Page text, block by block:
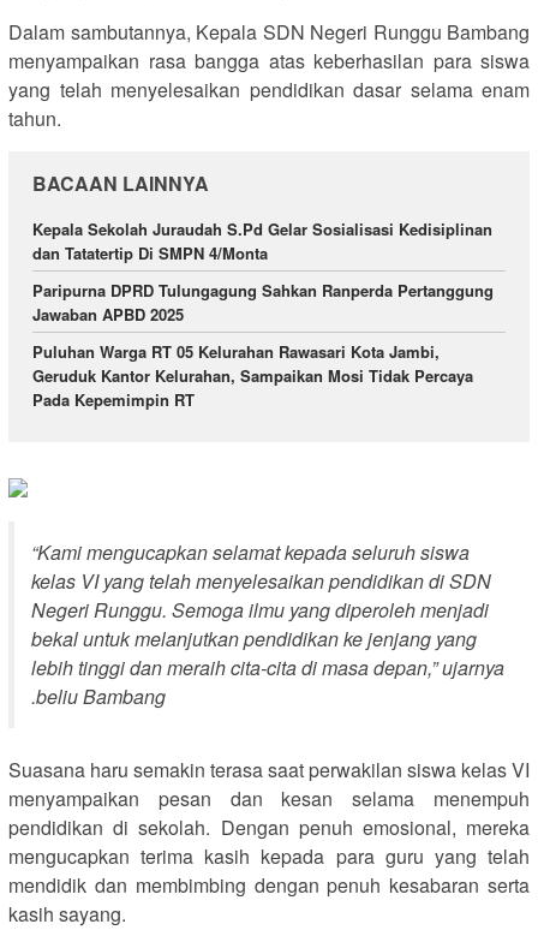
Dalam sambutannya, Kepala SDN Negeri Runggu Bambang
menyampaikan rasa bangga atas keberhasilan para siswa
yang telah menyelesaikan pendidikan dasar selama enam
tahun.
BACAAN LAINNYA
Kepala Sekolah Juraudah S.Pd Gelar Sosialisasi Kedisiplinan
dan Tatatertip Di SMPN 4/Monta
Paripurna DPRD Tulungagung Sahkan Ranperda Pertanggung
Jawaban APBD 2025
Puluhan Warga RT 05 Kelurahan Rawasari Kota Jambi,
Geruduk Kantor Kelurahan, Sampaikan Mosi Tidak Percaya
Pada Kepemimpin RT
“Kami mengucapkan selamat kepada seluruh siswa
kelas VI yang telah menyelesaikan pendidikan di SDN
Negeri Runggu. Semoga ilmu yang diperoleh menjadi
bekal untuk melanjutkan pendidikan ke jenjang yang
lebih tinggi dan meraih cita-cita di masa depan,” ujarnya
.beliu Bambang
Suasana haru semakin terasa saat perwakilan siswa kelas VI
menyampaikan pesan dan kesan selama menempuh
pendidikan di sekolah. Dengan penuh emosional, mereka
mengucapkan terima kasih kepada para guru yang telah
mendidik dan membimbing dengan penuh kesabaran serta
kasih sayang.